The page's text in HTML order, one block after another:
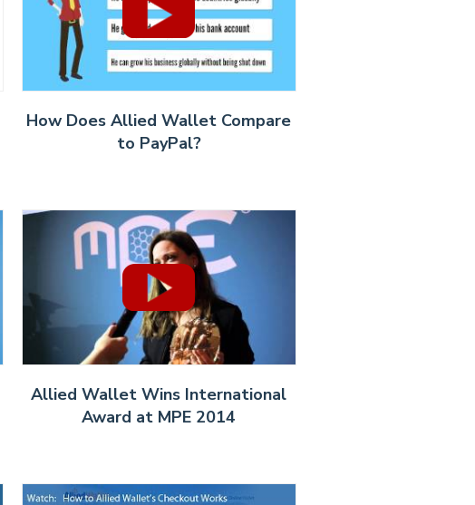
How Does Allied Wallet Compare
to PayPal?
Allied Wallet Wins International
Award at MPE 2014